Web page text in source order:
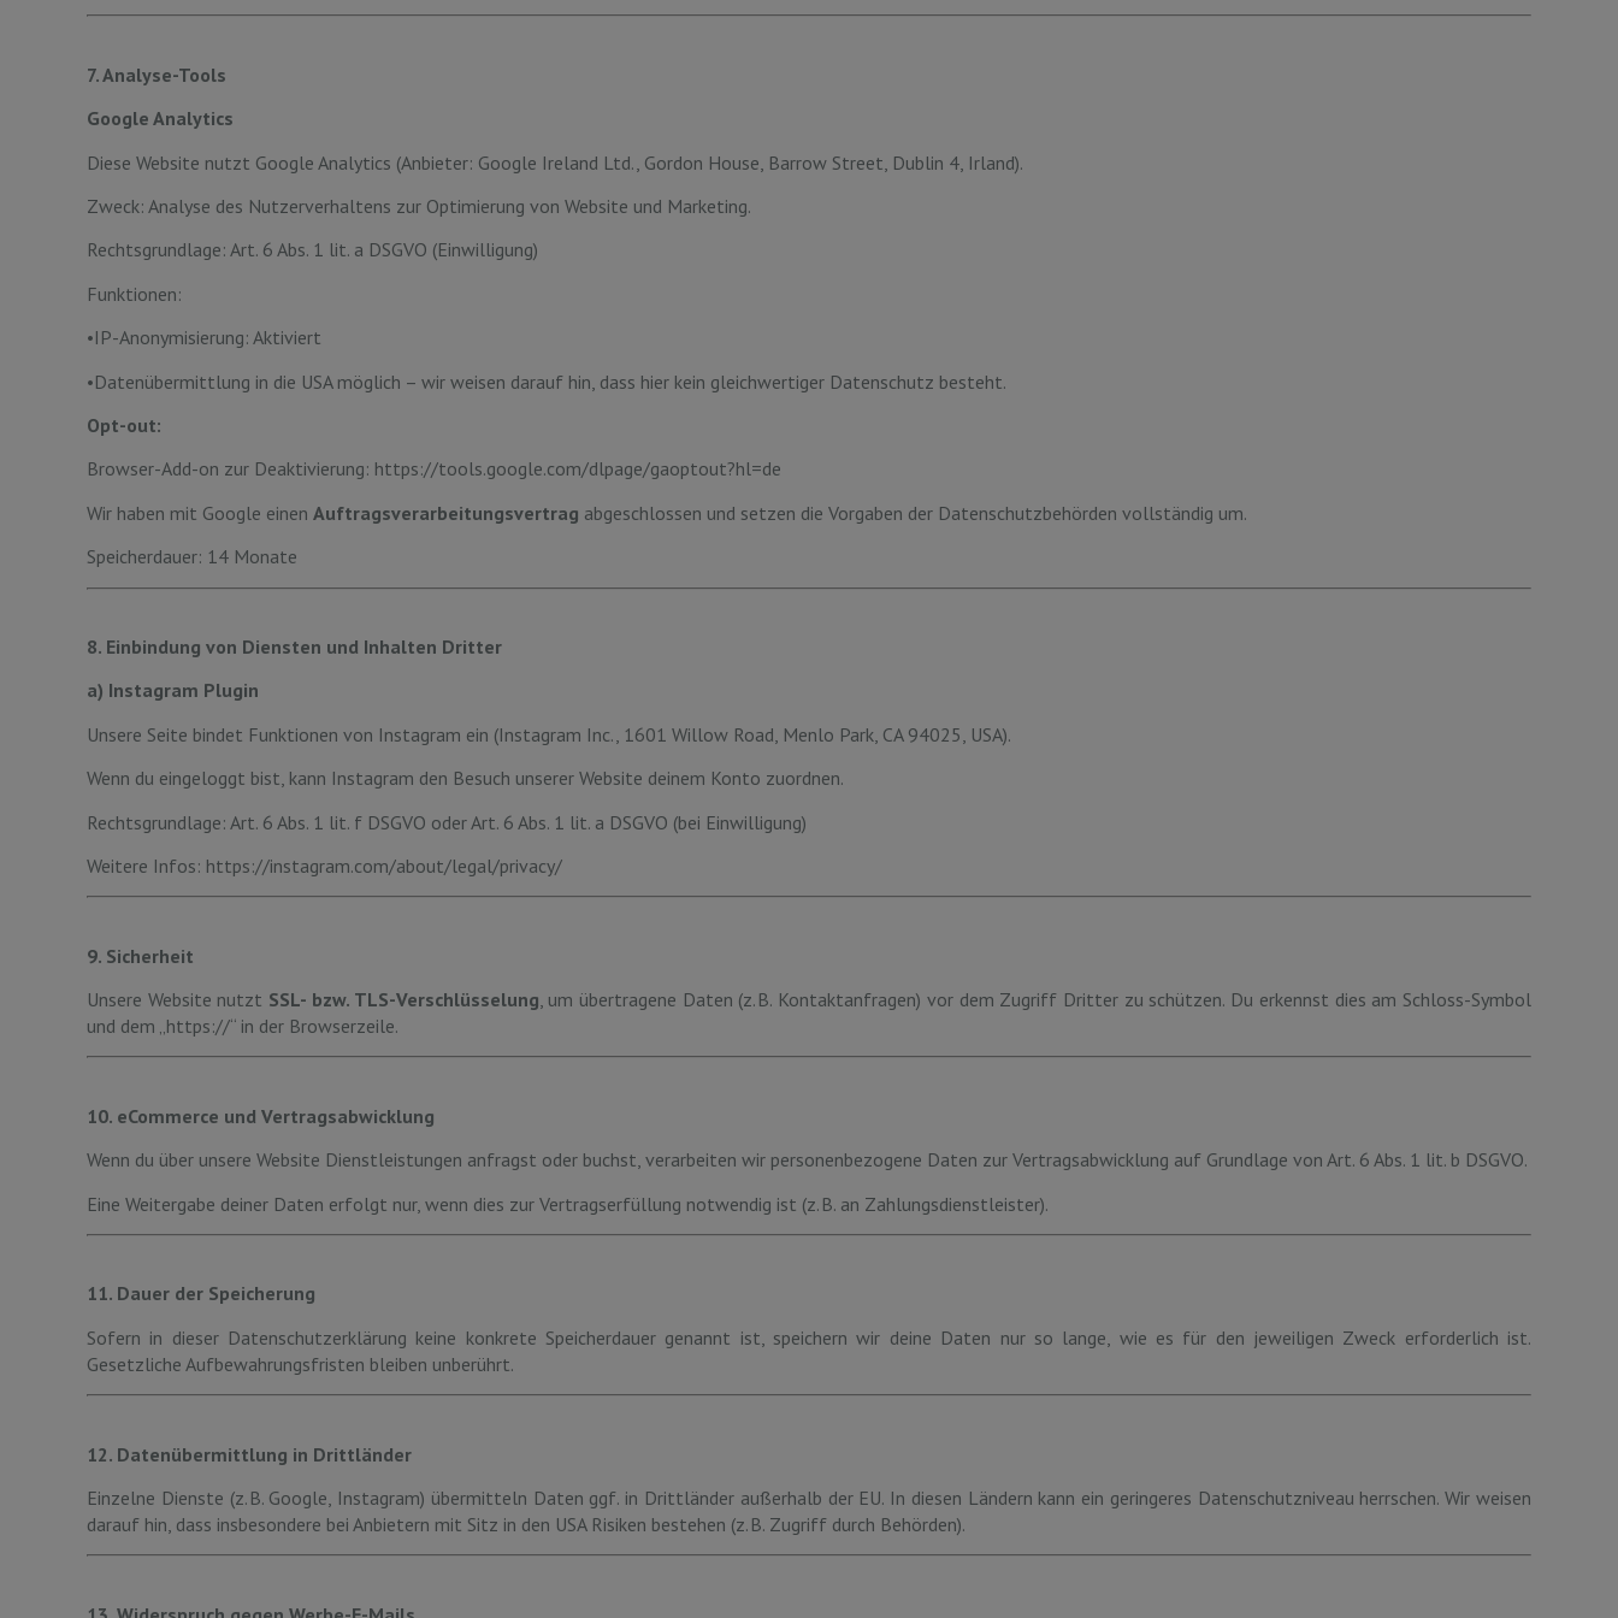
7. Analyse-Tools
Google Analytics
Diese Website nutzt Google Analytics (Anbieter: Google Ireland Ltd., Gordon House, Barrow Street, Dublin 4, Irland).
Zweck: Analyse des Nutzerverhaltens zur Optimierung von Website und Marketing.
Rechtsgrundlage: Art. 6 Abs. 1 lit. a DSGVO (Einwilligung)
Funktionen:
•IP-Anonymisierung: Aktiviert
•Datenübermittlung in die USA möglich – wir weisen darauf hin, dass hier kein gleichwertiger Datenschutz besteht.
Opt-out:
Browser-Add-on zur Deaktivierung: https://tools.google.com/dlpage/gaoptout?hl=de
Wir haben mit Google einen Auftragsverarbeitungsvertrag abgeschlossen und setzen die Vorgaben der Datenschutzbehörden vollständig um.
Speicherdauer: 14 Monate
8. Einbindung von Diensten und Inhalten Dritter
a) Instagram Plugin
Unsere Seite bindet Funktionen von Instagram ein (Instagram Inc., 1601 Willow Road, Menlo Park, CA 94025, USA).
Wenn du eingeloggt bist, kann Instagram den Besuch unserer Website deinem Konto zuordnen.
Rechtsgrundlage: Art. 6 Abs. 1 lit. f DSGVO oder Art. 6 Abs. 1 lit. a DSGVO (bei Einwilligung)
Weitere Infos: https://instagram.com/about/legal/privacy/
9. Sicherheit
Unsere Website nutzt SSL- bzw. TLS-Verschlüsselung, um übertragene Daten (z. B. Kontaktanfragen) vor dem Zugriff Dritter zu schützen. Du erkennst dies am Schloss-Symbol
und dem „https://“ in der Browserzeile.
10. eCommerce und Vertragsabwicklung
Wenn du über unsere Website Dienstleistungen anfragst oder buchst, verarbeiten wir personenbezogene Daten zur Vertragsabwicklung auf Grundlage von Art. 6 Abs. 1 lit. b DSGVO.
Eine Weitergabe deiner Daten erfolgt nur, wenn dies zur Vertragserfüllung notwendig ist (z. B. an Zahlungsdienstleister).
11. Dauer der Speicherung
Sofern in dieser Datenschutzerklärung keine konkrete Speicherdauer genannt ist, speichern wir deine Daten nur so lange, wie es für den jeweiligen Zweck erforderlich ist.
Gesetzliche Aufbewahrungsfristen bleiben unberührt.
12. Datenübermittlung in Drittländer
Einzelne Dienste (z. B. Google, Instagram) übermitteln Daten ggf. in Drittländer außerhalb der EU. In diesen Ländern kann ein geringeres Datenschutzniveau herrschen. Wir weisen
darauf hin, dass insbesondere bei Anbietern mit Sitz in den USA Risiken bestehen (z. B. Zugriff durch Behörden).